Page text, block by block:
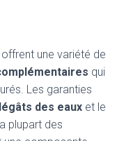
offrent une variété de
qui
Les garanties
des eaux et le
plupart des